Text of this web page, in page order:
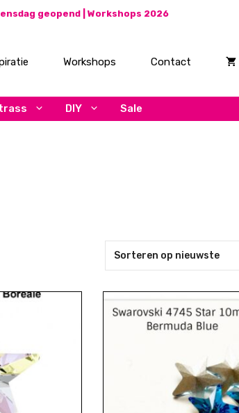
geopend | Workshops 2026
Workshops Contact
DIY Sale